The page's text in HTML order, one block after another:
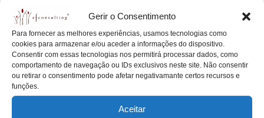
Gerir o Consentimento
Para fornecer as melhores experiências, usamos tecnologias como
cookies para armazenar e/ou aceder a informações do dispositivo.
Consentir com essas tecnologias nos permitirá processar dados, como
comportamento de navegação ou IDs exclusivos neste site. Não consentir
ou retirar o consentimento pode afetar negativamante certos recursos e
funções.
Aceitar
Posted
in
Artigos Notícias
chatGPT, chatGPT, … o que me dizes
das empresas familiares?
Posted
by
António Nogueira da Costa Março 31, 2024
revista START&GO, contribuí com um artigo